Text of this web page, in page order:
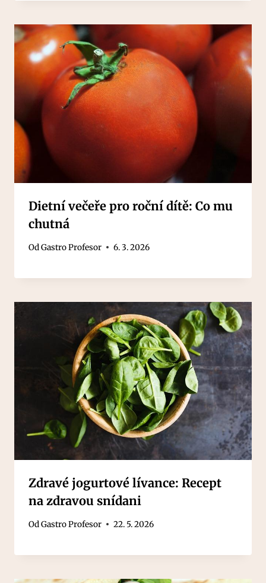
Dietní večeře pro roční dítě: Co mu
chutná
OdGastro Profesor 6. 3. 2026
Zdravé jogurtové lívance: Recept
na zdravou snídani
OdGastro Profesor 22. 5. 2026